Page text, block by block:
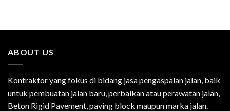
ABOUT US
Kontraktor yang fokus di bidang jasa pengaspalan jalan, baik
untuk pembuatan jalan baru, perbaikan atau perawatan jalan,
Beton Rigid Pavement, paving block maupun marka jalan.